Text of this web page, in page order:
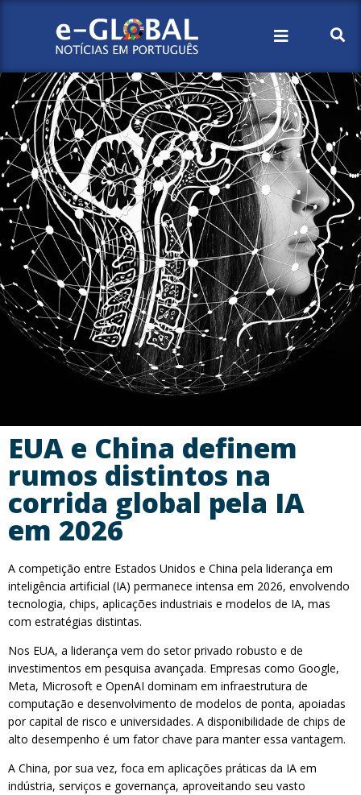
EUA e China definem
rumos distintos na
corrida global pela IA
em 2026
A competição entre Estados Unidos e China pela liderança em
inteligência artificial (IA) permanece intensa em 2026, envolvendo
tecnologia, chips, aplicações industriais e modelos de IA, mas
com estratégias distintas.
Nos EUA, a liderança vem do setor privado robusto e de
investimentos em pesquisa avançada. Empresas como Google,
Meta, Microsoft e OpenAI dominam em infraestrutura de
computação e desenvolvimento de modelos de ponta, apoiadas
por capital de risco e universidades. A disponibilidade de chips de
alto desempenho é um fator chave para manter essa vantagem.
A China, por sua vez, foca em aplicações práticas da IA em
indústria, serviços e governança, aproveitando seu vasto